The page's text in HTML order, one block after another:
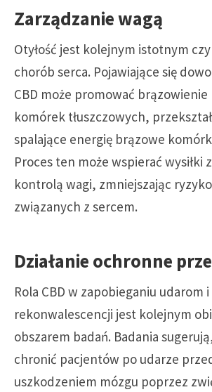
Zarządzanie wagą
Otyłość jest kolejnym istotnym
chorób serca. Pojawiające się
CBD może promować brązowienie
komórek tłuszczowych,
spalające energię brązowe
Proces ten może wspierać wysiłki
kontrolą wagi, zmniejszając
związanych z sercem.
Działanie ochronne
Rola CBD w zapobieganiu udarom i
rekonwalescencji jest kolejnym
obszarem badań. Badania
chronić pacjentów po udarze
uszkodzeniem mózgu poprzez